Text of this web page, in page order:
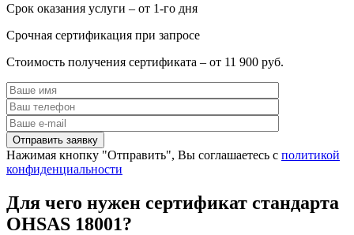
Срок оказания услуги – от 1-го дня
Срочная сертификация при запросе
Стоимость получения сертификата – от 11 900 руб.
Нажимая кнопку "Отправить", Вы соглашаетесь с политикой
конфиденциальности
Для чего нужен сертификат стандарта
OHSAS 18001?